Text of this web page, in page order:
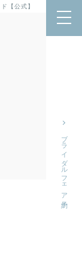
【公式】
ブライダルフェア予約